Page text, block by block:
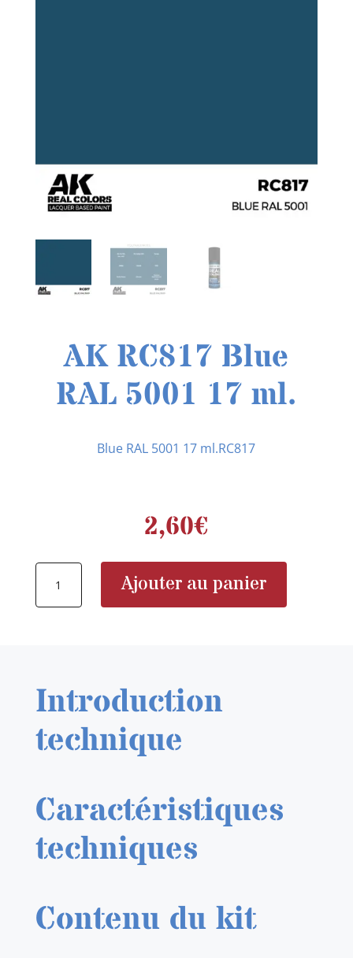
AK RC817 Blue
RAL 5001 17 ml.
Blue RAL 5001 17 ml.RC817
2,60€
quantité
5001
ml.
Ajouter au panier
Introduction
technique
Caractéristiques
techniques
Contenu du kit